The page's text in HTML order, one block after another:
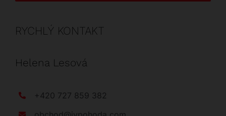
RYCHLÝ KONTAKT
Helena Lesová
+420 727 859 382